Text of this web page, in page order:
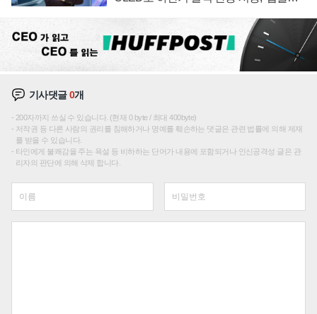
기사댓글0개
200자까지 쓰실 수 있습니다. (현재 0 byte / 최대 400byte)
저작권 등 다른 사람의 권리를 침해하거나 명예를 훼손하는 댓글은 관련 법률에 의해 제재
를 받을 수 있습니다.
타인에게 불쾌감을 주는 욕설 등 비하하는 단어가 내용에 포함되거나 인신공격성 글은 관
리자의 판단에 의해 삭제 합니다.